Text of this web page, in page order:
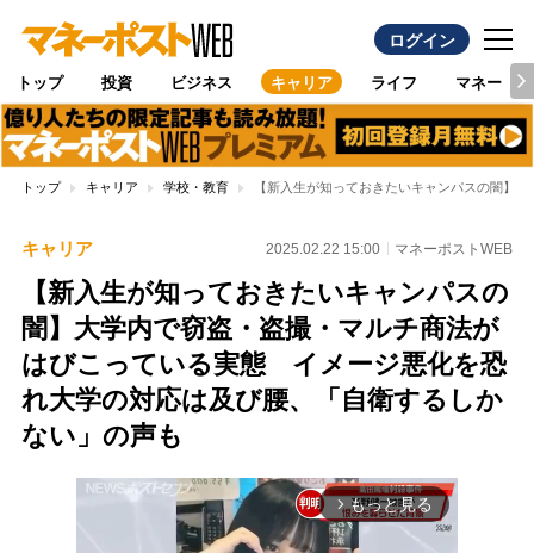
ログイン
トップ 投資 ビジネス キャリア ライフ マネー
トップ キャリア 学校・教育 【新入生が知っておきたいキャンパスの闇】
キャリア 2025.02.22 15:00 マネーポストWEB
【新入生が知っておきたいキャンパスの
闇】大学内で窃盗・盗撮・マルチ商法が
はびこっている実態 イメージ悪化を恐
れ大学の対応は及び腰、「自衛するしか
ない」の声も
arrow_forward_ios もっと見る